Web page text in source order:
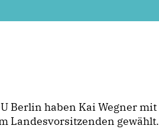
Berlin haben Kai Wegner mit
Landesvorsitzenden gewählt.